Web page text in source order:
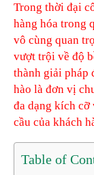
Trong thời đại
hàng hóa trong
vô cùng quan
vượt trội về độ
thành giải pháp
hào là đơn vị
đa dạng kích cỡ
cầu của khách
Table of